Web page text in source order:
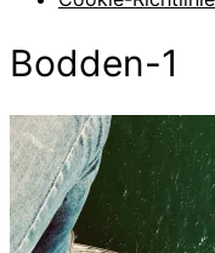
Bodden-1